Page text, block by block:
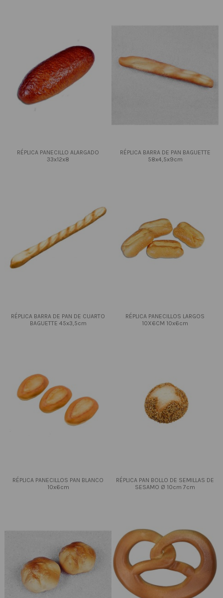
RÉPLICA PANECILLO ALARGADO
33x12x8
RÉPLICA BARRA DE PAN BAGUETTE
58x4,5x9cm
RÉPLICA BARRA DE PAN DE CUARTO
BAGUETTE 45x3,5cm
RÉPLICA PANECILLOS LARGOS
10X6CM 10x6cm
RÉPLICA PANECILLOS PAN BLANCO
10x6cm
RÉPLICA PAN BOLLO DE SEMILLAS DE
SESAMO Ø 10cm 7cm